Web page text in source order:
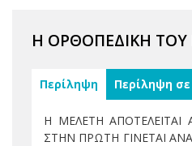
Η ΟΡΘΟΠΕΔΙΚΗ
Περίληψη Περίληψη
Η ΜΕΛΕΤΗ ΑΠΟΤΕΛΕΙΤΑΙ
ΣΤΗΝ ΠΡΩΤΗ ΓΙΝΕΤΑΙ